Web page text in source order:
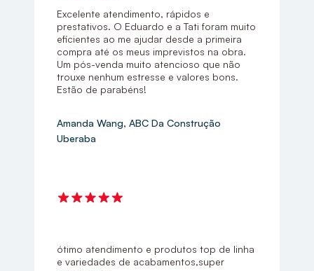
Excelente atendimento, rápidos e
prestativos. O Eduardo e a Tati foram muito
eficientes ao me ajudar desde a primeira
compra até os meus imprevistos na obra.
Um pós-venda muito atencioso que não
trouxe nenhum estresse e valores bons.
Estão de parabéns!
Amanda Wang, ABC Da Construção
Uberaba
ótimo atendimento e produtos top de linha
e variedades de acabamentos,super